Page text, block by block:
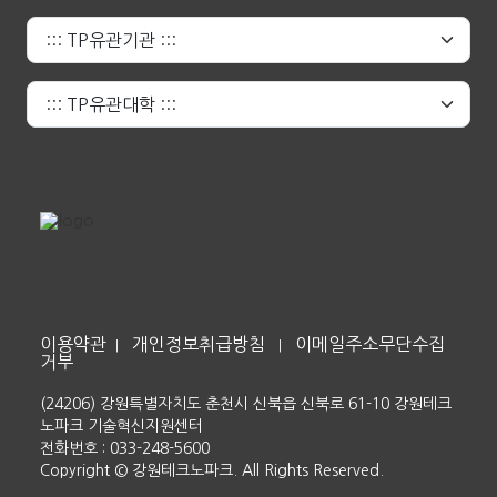
이용약관 개인정보취급방침
이메일주소무단수집
거부
(24206) 강원특별자치도 춘천시 신북읍 신북로 61-10 강원테크
노파크 기술혁신지원센터
전화번호 : 033-248-5600
Copyright © 강원테크노파크. All Rights Reserved.